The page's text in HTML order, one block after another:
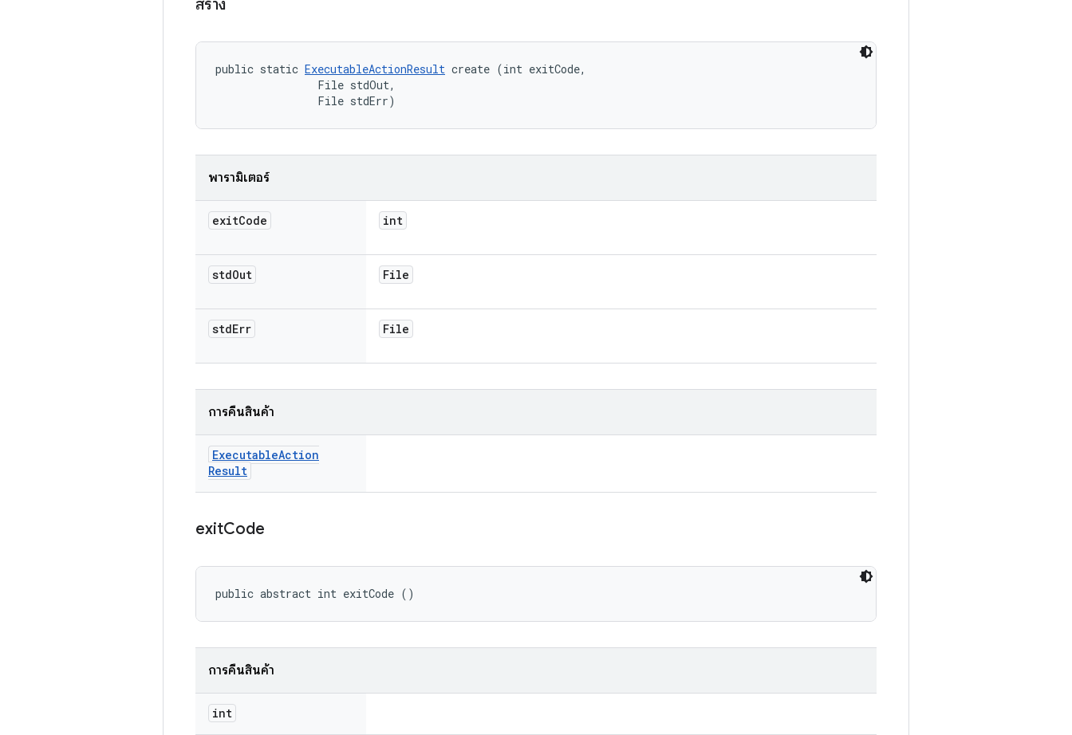
สร้าง
public static ExecutableActionResult create (int exitCode,
                File stdOut,
                File stdErr)
พารามิเตอร์
exitCode int
stdOut File
stdErr File
การคืนสินค้า
ExecutableAction
Result
exitCode
public abstract int exitCode ()
การคืนสินค้า
int